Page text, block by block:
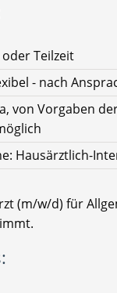
Teilzeit
- nach
von Vorgaben
Hausärztlich-
(m/w/d) für